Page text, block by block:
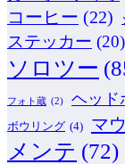
コーヒー (22)
ステッカー (20)
ソロツー
フォト蔵 (2) ヘッド
ボウリング (4) マ
メンテ (72)